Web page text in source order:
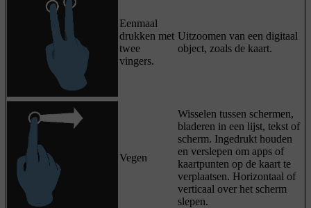
Eenmaal
drukken met
twee
vingers.
Uitzoomen van een digitaal
object, zoals de kaart.
Vegen
Wisselen tussen schermen,
bladeren in een lijst, tekst of
scherm. Ingedrukt houden
en verslepen om apps of
kaartpunten op de kaart te
verplaatsen. Horizontaal of
verticaal over het scherm
slepen.